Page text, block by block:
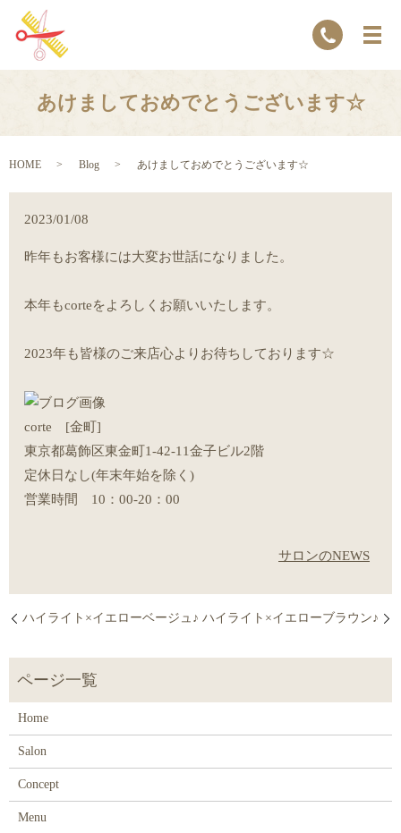
あけましておめでとうございます☆
HOME Blog あけましておめでとうございます☆
2023/01/08
昨年もお客様には大変お世話になりました。
本年もcorteをよろしくお願いいたします。
2023年も皆様のご来店心よりお待ちしております☆
corte [金町]
東京都葛飾区東金町1-42-11金子ビル2階
定休日なし(年末年始を除く)
営業時間 10：00-20：00
サロンのNEWS
ハイライト×イエローベージュ♪ ハイライト×イエローブラウン♪
Home
Salon
Concept
Menu